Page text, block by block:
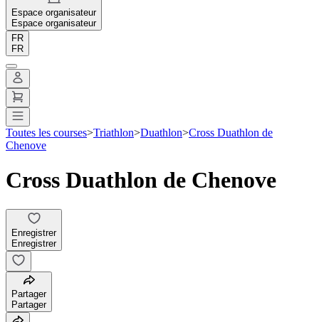
Espace organisateur
Espace organisateur
FR
FR
Toutes les courses>Triathlon>Duathlon>Cross Duathlon de
Chenove
Cross Duathlon de Chenove
Enregistrer
Enregistrer
Partager
Partager